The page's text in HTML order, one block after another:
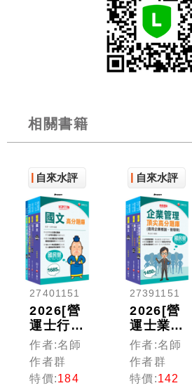
相關書籍
自來水評
價
27401151
2026[營
運士行政
類]台水
招考題庫
版套書：
重要觀念
作者:名師
作者群
特價:184
自來水評
價
27391151
2026[營
運士業務
類抄表人
員]台水
招考題庫
版套書：
作者:名師
作者群
特價:142